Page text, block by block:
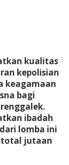
kualitas
kepolisian
keagamaan
bagi
ibadah
lomba ini
total jutaan